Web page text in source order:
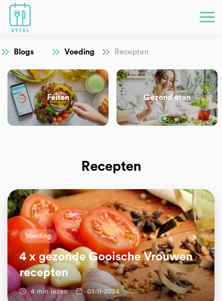
Blogs Voeding Recepten
Feiten Gezond eten
Recepten
Voeding
4 x gezonde Gooische Vrouwen
recepten
4 min lezen 01-11-2024